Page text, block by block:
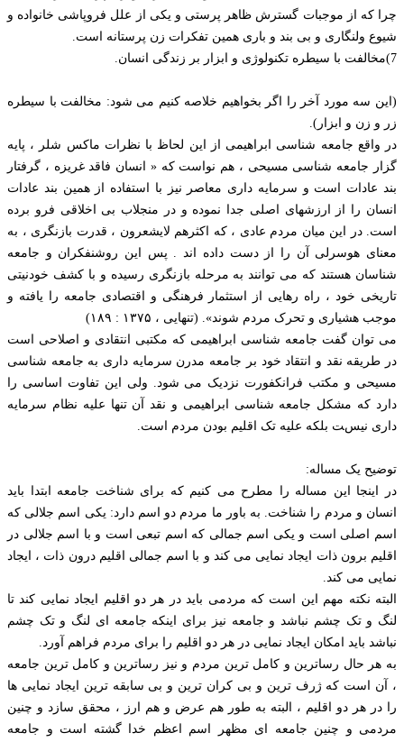
چرا که از موجبات گسترش ظاهر پرستی و یکی از علل فروپاشی خانواده و
شیوع ولنگاری و بی بند و باری همین تفکرات زن پرستانه است.
7)مخالفت با سیطره تکنولوژی و ابزار بر زندگی انسان.
(این سه مورد آخر را اگر بخواهیم خلاصه کنیم می شود: مخالفت با سیطره
زر و زن و ابزار).
در واقع جامعه شناسی ابراهیمی از این لحاظ با نظرات ماکس شلر ، پایه
گزار جامعه شناسی مسیحی ، هم نواست که « انسان فاقد غریزه ، گرفتار
بند عادات است و سرمایه داری معاصر نیز با استفاده از همین بند عادات
انسان را از ارزشهای اصلی جدا نموده و در منجلاب بی اخلاقی فرو برده
است. در این میان مردم عادی ، که اکثرهم لایشعرون ، قدرت بازنگری ، به
معنای هوسرلی آن را از دست داده اند . پس این روشنفکران و جامعه
شناسان هستند که می توانند به مرحله بازنگری رسیده و با کشف خودنیتی
تاریخی خود ، راه رهایی از استثمار فرهنگی و اقتصادی جامعه را یافته و
موجب هشیاری و تحرک مردم شوند». (تنهایی ، ۱۳۷۵ : ۱۸۹)
می توان گفت جامعه شناسی ابراهیمی که مکتبی انتقادی و اصلاحی است
در طریقه نقد و انتقاد خود بر جامعه مدرن سرمایه داری به جامعه شناسی
مسیحی و مکتب فرانکفورت نزدیک می شود. ولی این تفاوت اساسی را
دارد که مشکل جامعه شناسی ابراهیمی و نقد آن تنها علیه نظام سرمایه
داری نیست بلکه علیه تک اقلیم بودن مردم است.
توضیح یک مساله:
در اینجا این مساله را مطرح می کنیم که برای شناخت جامعه ابتدا باید
انسان و مردم را شناخت. به باور ما مردم دو اسم دارد: یکی اسم جلالی که
اسم اصلی است و یکی اسم جمالی که اسم تبعی است و با اسم جلالی در
اقلیم برون ذات ایجاد نمایی می کند و با اسم جمالی اقلیم درون ذات ، ایجاد
نمایی می کند.
البته نکته مهم این است که مردمی باید در هر دو اقلیم ایجاد نمایی کند تا
لنگ و تک چشم نباشد و جامعه نیز برای اینکه جامعه ای لنگ و تک چشم
نباشد باید امکان ایجاد نمایی در هر دو اقلیم را برای مردم فراهم آورد.
به هر حال رساترین و کامل ترین مردم و نیز رساترین و کامل ترین جامعه
، آن است كه ژرف ترین و بی کران ترین و بی سابقه ترین ایجاد نمایی ها
را در هر دو اقلیم ، البته به طور هم عرض و هم ارز ، محقق سازد و چنین
مردمی و چنین جامعه ای مظهر اسم اعظم خدا گشته است و جامعه